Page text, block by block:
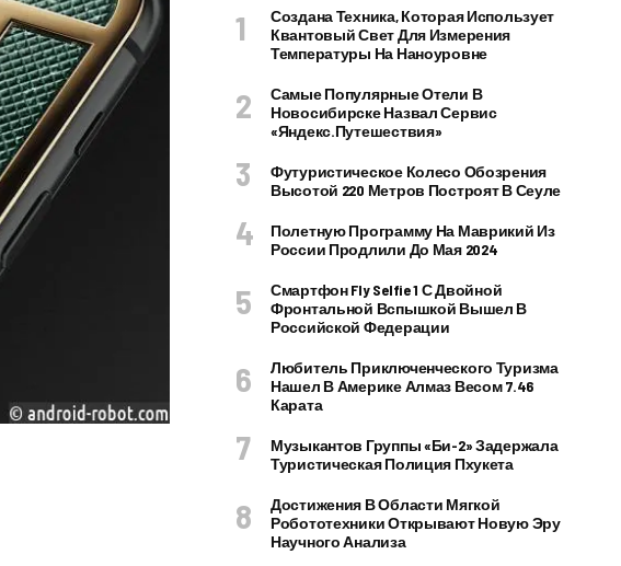
Создана Техника, Которая Использует
Квантовый Свет Для Измерения
Температуры На Наноуровне
Самые Популярные Отели В
Новосибирске Назвал Сервис
«Яндекс.Путешествия»
Футуристическое Колесо Обозрения
Высотой 220 Метров Построят В Сеуле
Полетную Программу На Маврикий Из
России Продлили До Мая 2024
Смартфон Fly Selfie 1 С Двойной
Фронтальной Вспышкой Вышел В
Российской Федерации
Любитель Приключенческого Туризма
Нашел В Америке Алмаз Весом 7.46
Карата
Музыкантов Группы «Би-2» Задержала
Туристическая Полиция Пхукета
Достижения В Области Мягкой
Робототехники Открывают Новую Эру
Научного Анализа